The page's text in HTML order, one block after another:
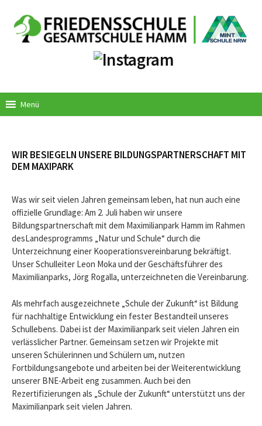
Inhalt
Menü
WIR BESIEGELN UNSERE BILDUNGSPARTNERSCHAFT MIT
DEM MAXIPARK
Was wir seit vielen Jahren gemeinsam leben, hat nun auch eine
offizielle Grundlage: Am 2. Juli haben wir unsere
Bildungspartnerschaft mit dem Maximilianpark Hamm im Rahmen
desLandesprogramms „Natur und Schule“ durch die
Unterzeichnung einer Kooperationsvereinbarung bekräftigt.
Unser Schulleiter Leon Moka und der Geschäftsführer des
Maximilianparks, Jörg Rogalla, unterzeichneten die Vereinbarung.
Als mehrfach ausgezeichnete „Schule der Zukunft“ ist Bildung
für nachhaltige Entwicklung ein fester Bestandteil unseres
Schullebens. Dabei ist der Maximilianpark seit vielen Jahren ein
verlässlicher Partner. Gemeinsam setzen wir Projekte mit
unseren Schülerinnen und Schülern um, nutzen
Fortbildungsangebote und arbeiten bei der Weiterentwicklung
unserer BNE-Arbeit eng zusammen. Auch bei den
Rezertifizierungen als „Schule der Zukunft“ unterstützt uns der
Maximilianpark seit vielen Jahren.